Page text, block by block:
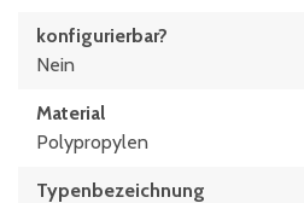
konfigurierbar?
Nein
Material
Polypropylen
Typen­be­zeich­nung